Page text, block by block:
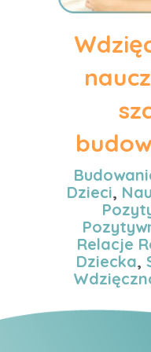
Dzieci,
Relacje
Dziecka,